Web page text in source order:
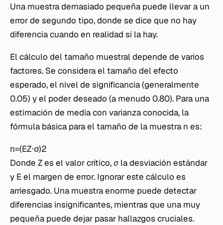
Una muestra demasiado pequeña puede llevar a un
error de segundo tipo, donde se dice que no hay
diferencia cuando en realidad sí la hay.
El cálculo del tamaño muestral depende de varios
factores. Se considera el tamaño del efecto
esperado, el nivel de significancia (generalmente
0.05) y el poder deseado (a menudo 0.80). Para una
estimación de media con varianza conocida, la
fórmula básica para el tamaño de la muestra n es:
n=(EZ⋅σ​)2
Donde Zes el valor crítico,σla desviación estándar
y Eel margen de error. Ignorar este cálculo es
arriesgado. Una muestra enorme puede detectar
diferencias insignificantes, mientras que una muy
pequeña puede dejar pasar hallazgos cruciales.